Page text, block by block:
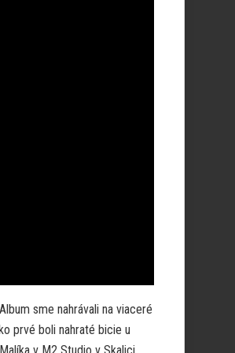
Album sme nahrávali na viaceré
prvé boli nahraté bicie u